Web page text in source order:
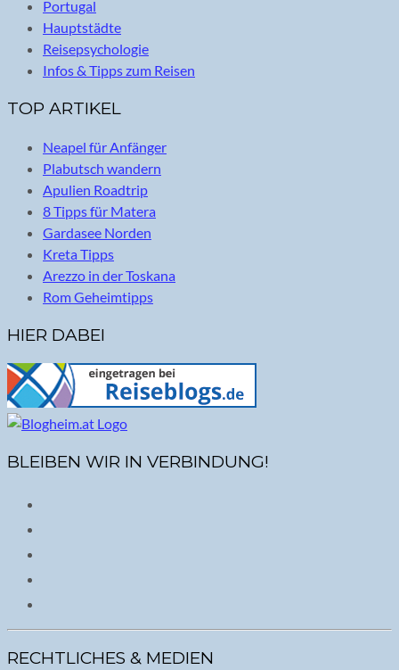
Portugal
Hauptstädte
Reisepsychologie
Infos & Tipps zum Reisen
TOP ARTIKEL
Neapel für Anfänger
Plabutsch wandern
Apulien Roadtrip
8 Tipps für Matera
Gardasee Norden
Kreta Tipps
Arezzo in der Toskana
Rom Geheimtipps
HIER DABEI
BLEIBEN WIR IN VERBINDUNG!
RECHTLICHES & MEDIEN